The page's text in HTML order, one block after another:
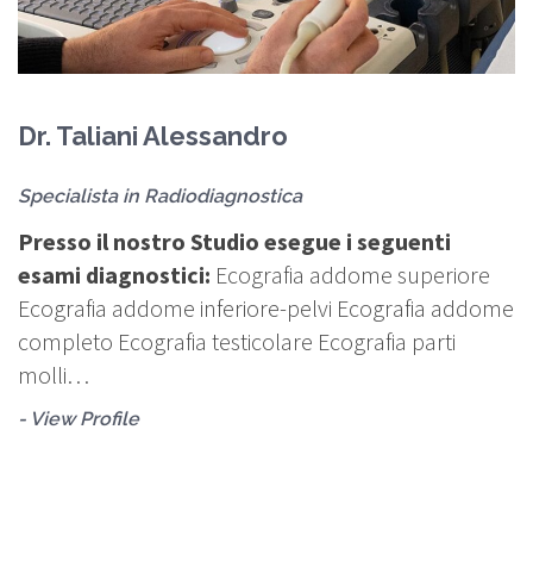
Dr. Taliani Alessandro
Specialista in Radiodiagnostica
Presso il nostro Studio esegue i seguenti
esami diagnostici: Ecografia addome superiore
Ecografia addome inferiore-pelvi Ecografia addome
completo Ecografia testicolare Ecografia parti
molli…
- View Profile